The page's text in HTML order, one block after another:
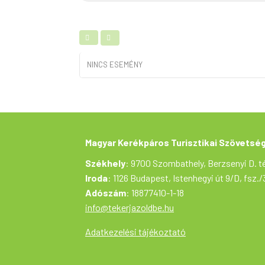
NINCS ESEMÉNY
Magyar Kerékpáros Turisztikai
Székhely: 9700 Szombathely, Berzsenyi D.
Iroda: 1126 Budapest, Istenhegyi út 9/D, fsz./
Adószám: 18877410-1-18
info@tekerjazoldbe.hu
Adatkezelési tájékoztató